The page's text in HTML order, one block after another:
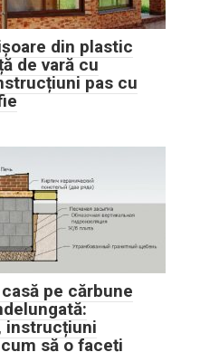
din plastic
de vară cu
pas cu
pe cărbune
instrucțiuni
să o faceți